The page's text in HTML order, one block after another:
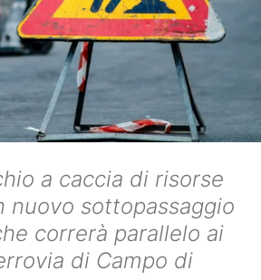
a caccia di risorse
nuovo sottopassaggio
correrà parallelo ai
di Campo di